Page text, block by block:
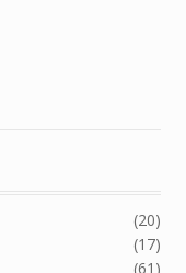
(20)
(17)
(61)